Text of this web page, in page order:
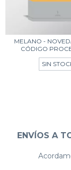
MELANO -
CÓDIGO
SIN
ENVÍOS A